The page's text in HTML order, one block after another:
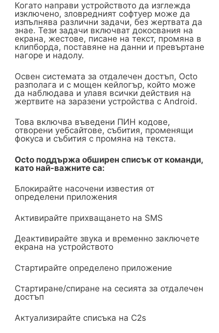
Когато направи устройството да изглежда
изключено, зловредният софтуер може да
изпълнява различни задачи, без жертвата да
знае. Тези задачи включват докосвания на
екрана, жестове, писане на текст, промяна в
клипборда, поставяне на данни и превъртане
нагоре и надолу.
Освен системата за отдалечен достъп, Octo
разполага и с мощен кейлогър, който може
да наблюдава и улавя всички действия на
жертвите на заразени устройства с Android.
Това включва въведени ПИН кодове,
отворени уебсайтове, събития, променящи
фокуса и събития с промяна на текста.
Octo поддържа обширен списък от команди,
като най-важните са:
Блокирайте насочени известия от
определени приложения
Активирайте прихващането на SMS
Деактивирайте звука и временно заключете
екрана на устройството
Стартирайте определено приложение
Стартиране/спиране на сесията за отдалечен
достъп
Актуализирайте списъка на C2s